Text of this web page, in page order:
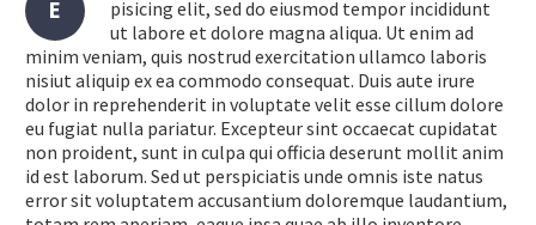
E
pisicing elit, sed do eiusmod tempor incididunt
ut labore et dolore magna aliqua. Ut enim ad
minim veniam, quis nostrud exercitation ullamco laboris
nisiut aliquip ex ea commodo consequat. Duis aute irure
dolor in reprehenderit in voluptate velit esse cillum dolore
eu fugiat nulla pariatur. Excepteur sint occaecat cupidatat
non proident, sunt in culpa qui officia deserunt mollit anim
id est laborum. Sed ut perspiciatis unde omnis iste natus
error sit voluptatem accusantium doloremque laudantium,